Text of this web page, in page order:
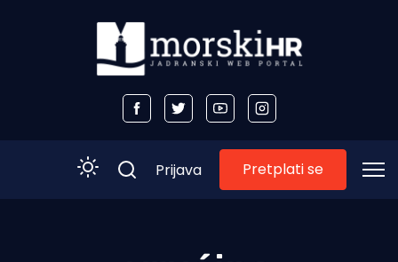
Prijava Pretplati se